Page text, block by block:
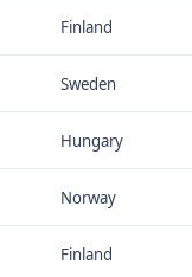
Finland
Sweden
Hungary
Norway
Finland